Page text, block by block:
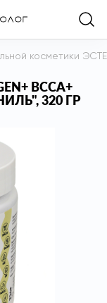
косметики
BCCA+
320 ГР